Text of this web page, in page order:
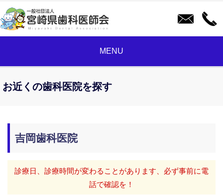
MENU
お近くの歯科医院を探す
吉岡歯科医院
診療日、診療時間が変わることがあります、必ず事前に電
話で確認を！